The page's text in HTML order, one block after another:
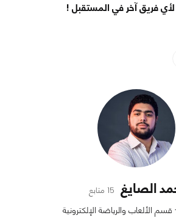
لأي فريق آخر في المستقبل !
الصايغ 15 متابع
الألعاب والرياضة الإلكترونية